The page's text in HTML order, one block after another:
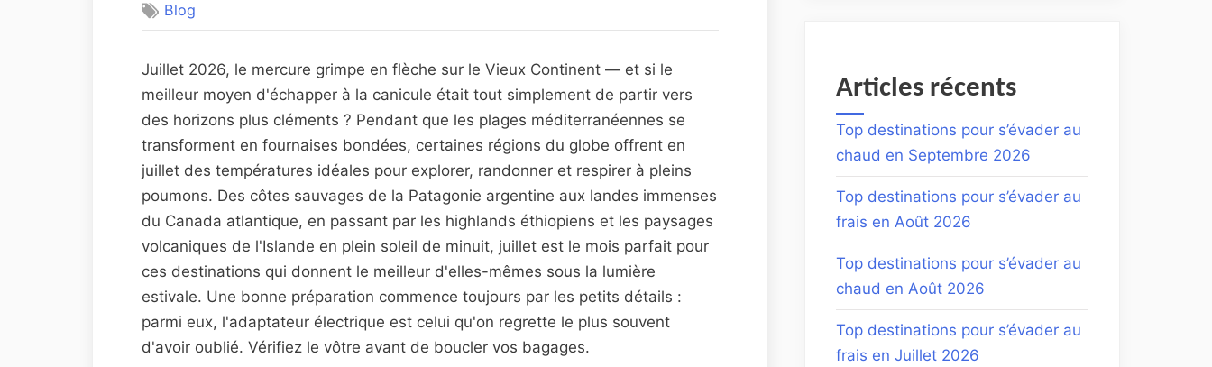
Blog
Juillet 2026, le mercure grimpe en flèche sur le Vieux Continent — et si le
meilleur moyen d'échapper à la canicule était tout simplement de partir vers
des horizons plus cléments ? Pendant que les plages méditerranéennes se
transforment en fournaises bondées, certaines régions du globe offrent en
juillet des températures idéales pour explorer, randonner et respirer à pleins
poumons. Des côtes sauvages de la Patagonie argentine aux landes immenses
du Canada atlantique, en passant par les highlands éthiopiens et les paysages
volcaniques de l'Islande en plein soleil de minuit, juillet est le mois parfait pour
ces destinations qui donnent le meilleur d'elles-mêmes sous la lumière
estivale. Une bonne préparation commence toujours par les petits détails :
parmi eux, l'adaptateur électrique est celui qu'on regrette le plus souvent
d'avoir oublié. Vérifiez le vôtre avant de boucler vos bagages.
Articles récents
Top destinations pour s’évader au
chaud en Septembre 2026
Top destinations pour s’évader au
frais en Août 2026
Top destinations pour s’évader au
chaud en Août 2026
Top destinations pour s’évader au
frais en Juillet 2026